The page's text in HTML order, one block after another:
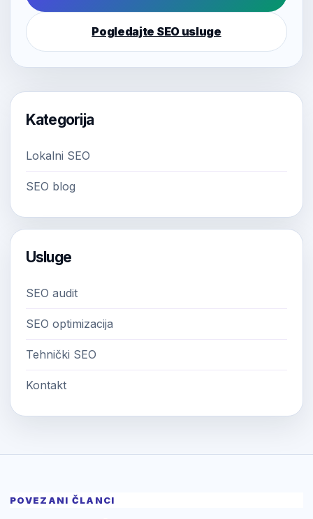
Pogledajte SEO usluge
Kategorija
Lokalni SEO
SEO blog
Usluge
SEO audit
SEO optimizacija
Tehnički SEO
Kontakt
POVEZANI ČLANCI